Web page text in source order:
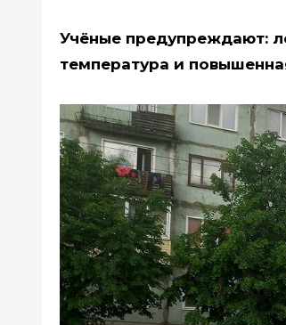
Учёные предупреждают:
температура и